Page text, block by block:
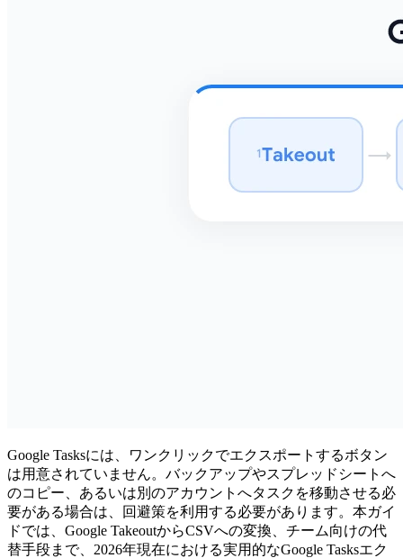
Google Tasksには、ワンクリックでエクスポートするボタン
は用意されていません。バックアップやスプレッドシートへ
のコピー、あるいは別のアカウントへタスクを移動させる必
要がある場合は、回避策を利用する必要があります。本ガイ
ドでは、Google TakeoutからCSVへの変換、チーム向けの代
替手段まで、2026年現在における実用的なGoogle Tasksエク